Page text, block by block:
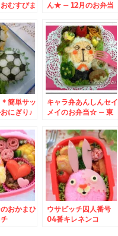
むすびま
ん★ – 12月のお弁当
まり☆
簡単サッ
にぎり♪
介♪
キャラ弁あんしんセイ
メイのお弁当☆ – 東
羊の執事さん♪
おかまひ
ウサビッチ囚人番号
04番キレネンコ